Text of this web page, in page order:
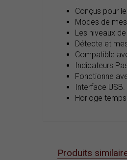
Conçus pour
Modes de
Les niveaux
Détecte et
Compatible
Indicateurs
Fonctionne
Interface USB.
Horloge
Produits